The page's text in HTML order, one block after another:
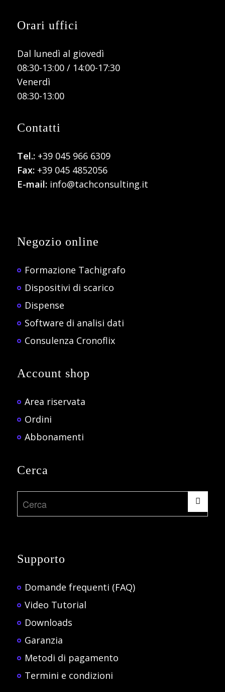
Orari uffici
Dal lunedì al giovedì
08:30-13:00 / 14:00-17:30
Venerdì
08:30-13:00
Contatti
Tel.: +39 045 966 6309
Fax:+39 045 4852056
E-mail:info@tachconsulting.it
Negozio online
Formazione Tachigrafo
Dispositivi di scarico
Dispense
Software di analisi dati
Consulenza Cronoflix
Account shop
Area riservata
Ordini
Abbonamenti
Cerca
Supporto
Domande frequenti (FAQ)
Video Tutorial
Downloads
Garanzia
Metodi di pagamento
Termini e condizioni